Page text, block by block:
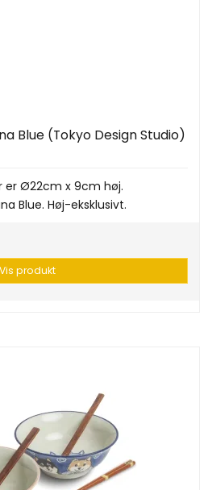
Blue (Tokyo Design Studio)
er Ø22cm x 9cm høj.
Blue. Høj-eksklusivt.
Vis produkt